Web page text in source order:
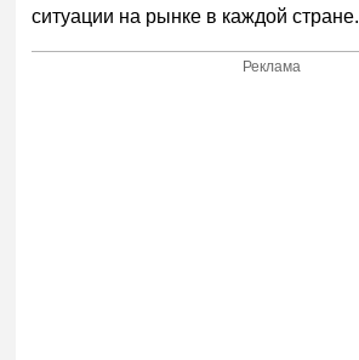
ситуации на рынке в каждой стране.
Реклама